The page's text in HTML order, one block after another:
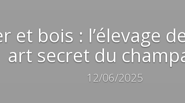
et bois : l’élevage
art secret du
12/06/2025